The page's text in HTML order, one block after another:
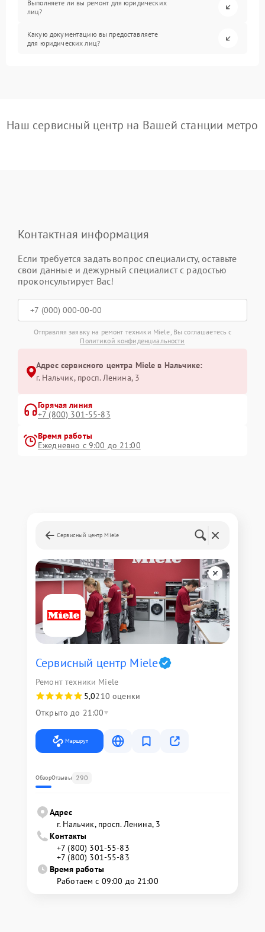
Выполняете ли вы ремонт для юридических
лиц?
Какую документацию вы предоставляете
для юридических лиц?
Наш сервисный центр на Вашей станции метро
Контактная информация
Если требуется задать вопрос специалисту, оставьте
свои данные и дежурный специалист с радостью
проконсультирует Вас!
Отправляя заявку на ремонт техники Miele, Вы соглашаетесь с
Политикой конфиденциальности
Адрес сервисного центра Miele в Нальчике:
г. Нальчик, просп. Ленина, 3
Горячая линия
+7 (800) 301-55-83
Время работы
Ежедневно с 9:00 до 21:00
Сервисный центр Miele
Сервисный центр Miele
Ремонт техники Miele
5,0210 оценки
Открыто до 21:00
Маршрут
ОбзорОтзывы 290
Адрес
г. Нальчик, просп. Ленина, 3
Контакты
+7 (800) 301-55-83
+7 (800) 301-55-83
Время работы
Работаем с 09:00 до 21:00